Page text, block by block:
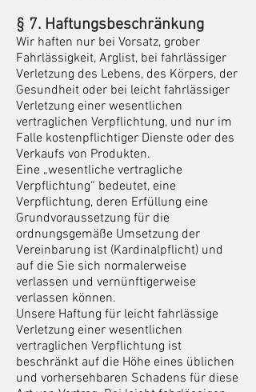
§ 7. Haftungsbeschränkung
Wir haften nur bei Vorsatz, grober
Fahrlässigkeit, Arglist, bei fahrlässiger
Verletzung des Lebens, des Körpers, der
Gesundheit oder bei leicht fahrlässiger
Verletzung einer wesentlichen
vertraglichen Verpflichtung, und nur im
Falle kostenpflichtiger Dienste oder des
Verkaufs von Produkten.
Eine „wesentliche vertragliche
Verpflichtung“ bedeutet, eine
Verpflichtung, deren Erfüllung eine
Grundvoraussetzung für die
ordnungsgemäße Umsetzung der
Vereinbarung ist (Kardinalpflicht) und
auf die Sie sich normalerweise
verlassen und vernünftigerweise
verlassen können.
Unsere Haftung für leicht fahrlässige
Verletzung einer wesentlichen
vertraglichen Verpflichtung ist
beschränkt auf die Höhe eines üblichen
und vorhersehbaren Schadens für diese